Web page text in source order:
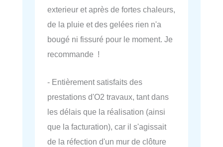
exterieur et après de fortes chaleurs,
de la pluie et des gelées rien n'a
bougé ni fissuré pour le moment. Je
recommande !
- Entièrement satisfaits des
prestations d'O2 travaux, tant dans
les délais que la réalisation (ainsi
que la facturation), car il s'agissait
de la réfection d'un mur de clôture